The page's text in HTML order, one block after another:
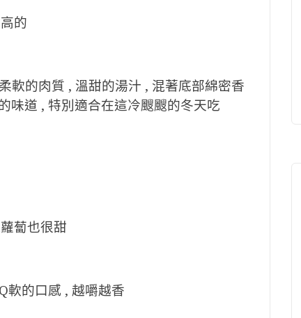
的
軟的肉質 , 溫甜的湯汁 , 混著底部綿密香
味道 , 特別適合在這冷颼颼的冬天吃
蔔也很甜
軟的口感 , 越嚼越香